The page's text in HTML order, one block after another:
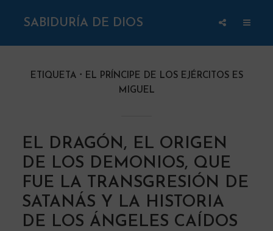
SABIDURÍA DE DIOS
ETIQUETA
EL PRÍNCIPE DE LOS EJÉRCITOS ES
MIGUEL
EL DRAGÓN, EL ORIGEN
DE LOS DEMONIOS, QUE
FUE LA TRANSGRESIÓN DE
SATANÁS Y LA HISTORIA
DE LOS ÁNGELES CAÍDOS